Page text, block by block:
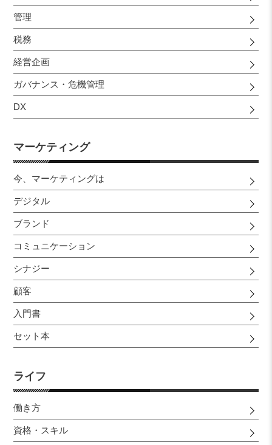
管理
税務
経営企画
ガバナンス・危機管理
DX
マーケティング
今、マーケティングは
デジタル
ブランド
コミュニケーション
シナジー
顧客
入門書
セット本
ライフ
働き方
資格・スキル